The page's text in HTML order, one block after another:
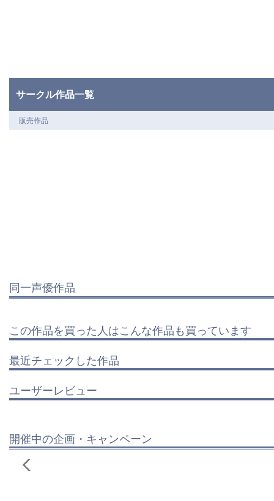
サークル作品一覧
販売作品
同一声優作品
この作品を買った人はこんな作品も買っています
最近チェックした作品
ユーザーレビュー
開催中の企画・キャンペーン